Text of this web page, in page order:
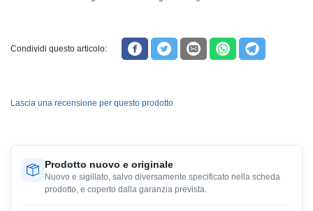
Condividi questo articolo:
Lascia una recensione per questo prodotto
Prodotto nuovo e originale
Nuovo e sigillato, salvo diversamente specificato nella scheda
prodotto, e coperto dalla garanzia prevista.